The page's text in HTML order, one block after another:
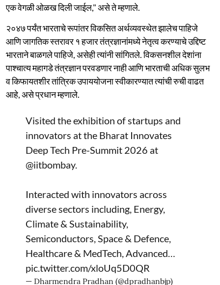
एक वेगळी ओळख दिली जाईल," असे ते म्हणाले.
२०४७ पर्यंत भारताचे रूपांतर विकसित अर्थव्यवस्थेत झालेच पाहिजे
आणि जागतिक स्तरावर १ हजार तंत्रज्ञानांमध्ये नेतृत्व करण्याचे उद्दिष्ट
भारताने बाळगले पाहिजे, असेही त्यांनी सांगितले. विकसनशील देशांना
पाश्चात्य महागडे तंत्रज्ञान परवडणार नाही आणि भारताची अधिक सुलभ
व किफायतशीर तांत्रिक उपाययोजना स्वीकारण्यात त्यांची रुची वाढत
आहे, असे प्रधान म्हणाले.
Visited the exhibition of startups and
innovators at the Bharat Innovates
Deep Tech Pre-Summit 2026 at
@iitbombay.
Interacted with innovators across
diverse sectors including, Energy,
Climate & Sustainability,
Semiconductors, Space & Defence,
Healthcare & MedTech, Advanced…
pic.twitter.com/xloUq5D0QR
— Dharmendra Pradhan (@dpradhanbjp)